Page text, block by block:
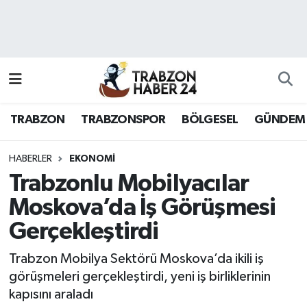
TRABZON TRABZONSPOR BÖLGESEL GÜNDEM
HABERLER EKONOMI
Trabzonlu Mobilyacılar
Moskova’da İş Görüşmesi
Gerçekleştirdi
Trabzon Mobilya Sektörü Moskova’da ikili iş
görüşmeleri gerçekleştirdi, yeni iş birliklerinin
kapısını araladı
Hava Durumu
Namaz Vakitleri
Trafik Durumu
Süper Lig Puan Durumu ve Fikstür
Tüm Manşetler
Son Dakika Haberleri
Haber Arşivi